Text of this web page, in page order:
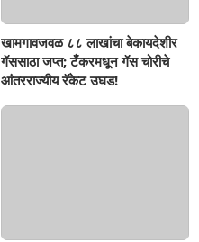
खामगावजवळ ८८ लाखांचा बेकायदेशीर
गॅससाठा जप्त; टँकरमधून गॅस चोरीचे
आंतरराज्यीय रॅकेट उघड!